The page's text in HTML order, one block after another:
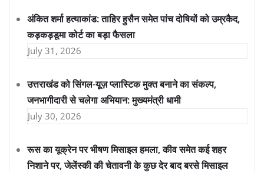
अंकित शर्मा हत्याकांड: ताहिर हुसैन समेत पांच दोषियों को उम्रकैद,
कड़कड़डूमा कोर्ट का बड़ा फैसला
July 31, 2026
उत्तराखंड को सिंगल-यूज़ प्लास्टिक मुक्त बनाने का संकल्प,
जनभागीदारी से चलेगा अभियान: मुख्यमंत्री धामी
July 30, 2026
रूस का यूक्रेन पर भीषण मिसाइल हमला, कीव समेत कई शहर
निशाने पर, जेलेंस्की की चेतावनी के कुछ देर बाद बरसे मिसाइल